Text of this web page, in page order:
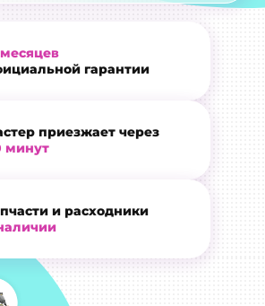
месяцев
гарантии
приезжает через
минут
и расходники